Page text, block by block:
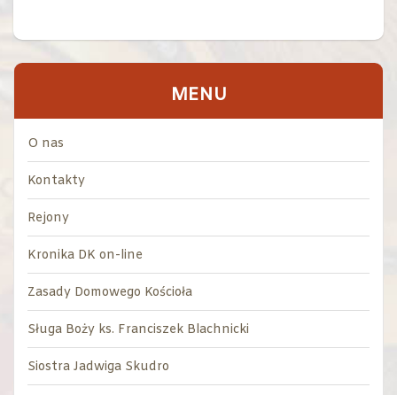
MENU
O nas
Kontakty
Rejony
Kronika DK on-line
Zasady Domowego Kościoła
Sługa Boży ks. Franciszek Blachnicki
Siostra Jadwiga Skudro